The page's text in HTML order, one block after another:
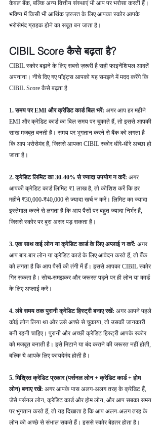
केवल बैंक, बल्कि अन्य वित्तीय संस्थाएं भी आप पर भरोसा करती हैं।
भविष्य में किसी भी आर्थिक ज़रूरत के लिए आपका स्कोर आपके
भरोसेमंद ग्राहक होने का सबूत बन जाता है।
CIBIL Score कैसे बढ़ता है?
CIBIL स्कोर बढ़ाने के लिए सबसे ज़रूरी है सही फाइनेंशियल आदतें
अपनाना। नीचे दिए गए पॉइंट्स आपको यह समझने में मदद करेंगे कि
CIBIL Score कैसे बढ़ता है
1. समय पर EMI और क्रेडिट कार्ड बिल भरें: अगर आप हर महीने
EMI और क्रेडिट कार्ड का बिल समय पर चुकाते हैं, तो इससे आपकी
साख मजबूत बनती है। समय पर भुगतान करने से बैंक को लगता है
कि आप भरोसेमंद हैं, जिससे आपका CIBIL स्कोर धीरे-धीरे अच्छा हो
जाता है।
2. क्रेडिट लिमिट का 30-40% से ज्यादा उपयोग न करें: अगर
आपकी क्रेडिट कार्ड लिमिट ₹1 लाख है, तो कोशिश करें कि हर
महीने ₹30,000-₹40,000 से ज्यादा खर्च न करें। लिमिट का ज्यादा
इस्तेमाल करने से लगता है कि आप पैसों पर बहुत ज्यादा निर्भर हैं,
जिससे स्कोर पर बुरा असर पड़ सकता है।
3. एक साथ कई लोन या क्रेडिट कार्ड के लिए अप्लाई न करें: अगर
आप बार-बार लोन या क्रेडिट कार्ड के लिए आवेदन करते हैं, तो बैंक
को लगता है कि आप पैसों की तंगी में हैं। इससे आपका CIBIL स्कोर
गिर सकता है। सोच-समझकर और जरूरत पड़ने पर ही लोन या कार्ड
के लिए अप्लाई करें।
4. लंबे समय तक पुरानी क्रेडिट हिस्ट्री बनाए रखें: अगर आपने पहले
कोई लोन लिया था और उसे अच्छे से चुकाया, तो उसकी जानकारी
बनी रहनी चाहिए। पुरानी और अच्छी क्रेडिट हिस्ट्री आपके स्कोर
को मजबूत बनाती है। इसे मिटाने या बंद कराने की जरूरत नहीं होती,
बल्कि ये आपके लिए फायदेमंद होती है।
5. मिश्रित क्रेडिट प्रकार (पर्सनल लोन + क्रेडिट कार्ड + होम
लोन) बनाए रखें: अगर आपके पास अलग-अलग तरह के क्रेडिट हैं,
जैसे पर्सनल लोन, क्रेडिट कार्ड और होम लोन, और आप सबका समय
पर भुगतान करते हैं, तो यह दिखाता है कि आप अलग-अलग तरह के
लोन को अच्छे से संभाल सकते हैं। इससे स्कोर बेहतर होता है।